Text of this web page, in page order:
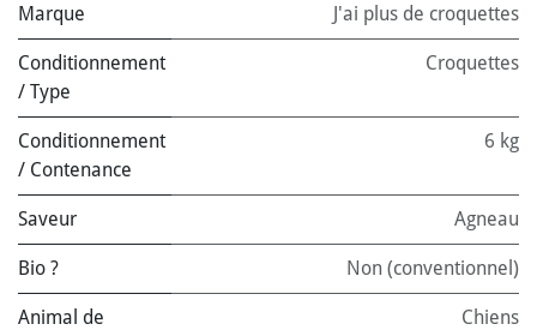
Marque J'ai plus de croquettes
Conditionnement
/ Type
Croquettes
Conditionnement
/ Contenance
6 kg
Saveur Agneau
Bio ? Non (conventionnel)
Animal de
Chiens